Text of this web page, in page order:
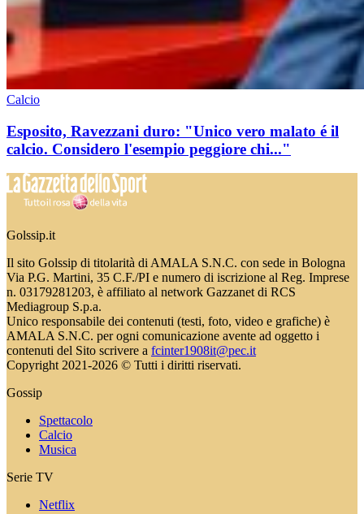
Calcio
Esposito, Ravezzani duro: "Unico vero malato é il
calcio. Considero l'esempio peggiore chi..."
Golssip.it
Il sito Golssip di titolarità di AMALA S.N.C. con sede in Bologna
Via P.G. Martini, 35 C.F./PI e numero di iscrizione al Reg. Imprese
n. 03179281203, è affiliato al network Gazzanet di RCS
Mediagroup S.p.a.
Unico responsabile dei contenuti (testi, foto, video e grafiche) è
AMALA S.N.C. per ogni comunicazione avente ad oggetto i
contenuti del Sito scrivere a fcinter1908it@pec.it
Copyright 2021-2026 © Tutti i diritti riservati.
Gossip
Spettacolo
Calcio
Musica
Serie TV
Netflix